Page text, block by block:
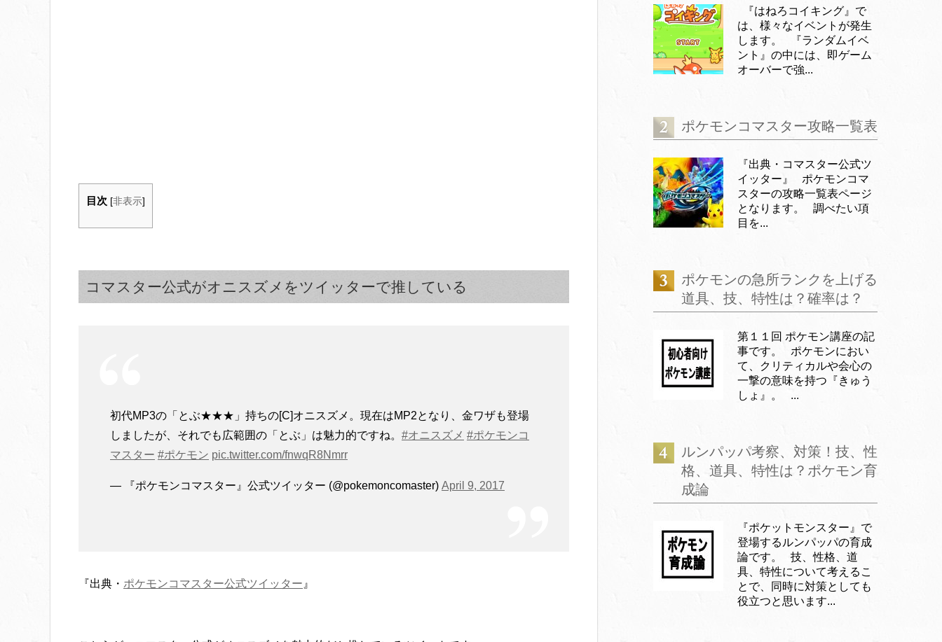
目次 [非表示]
コマスター公式がオニスズメをツイッターで推している
初代MP3の「とぶ★★★」持ちの[C]オニスズメ。現在はMP2となり、金ワザも登場
しましたが、それでも広範囲の「とぶ」は魅力的ですね。 #オニスズメ #ポケモンコ
マスター #ポケモン pic.twitter.com/fnwqR8Nmrr
— 『ポケモンコマスター』公式ツイッター (@pokemoncomaster) April 9, 2017
『出典・ ポケモンコマスター公式ツイッター 』
『はねろコイキング』で
は、様々なイベントが発生
します。 『ランダムイベ
ント』の中には、即ゲーム
オーバーで強...
ポケモンコマスター攻略一覧表
『出典・コマスター公式ツ
イッター』 ポケモンコマ
スターの攻略一覧表ページ
となります。 調べたい項
目を...
ポケモンの急所ランクを上げる
道具、技、特性は？確率は？
第１１回 ポケモン講座の記
事です。 ポケモンにおい
て、クリティカルや会心の
一撃の意味を持つ『きゅう
しょ』。 ...
ルンパッパ考察、対策！技、性
格、道具、特性は？ポケモン育
成論
『ポケットモンスター』で
登場するルンパッパの育成
論です。 技、性格、道
具、特性について考えるこ
とで、同時に対策としても
役立つと思います...